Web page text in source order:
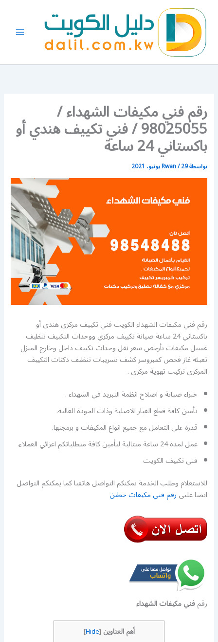
المحتوى
رقم فني مكيفات الشهداء /
98025055 / فني تكييف هندي أو
باكستاني 24 ساعة
بواسطة Rwan/29 يونيو، 2021
رقم فني مكيفات الشهداء الكويت فني تكييف مركزي هندي أو
باكستاني 24 ساعة صيانة تكييف مركزي ووحدات التكييف تنظيف
غسيل مكيفات بأرخص سعر نقل وحدات تكييف داخل وخارج المنزل
تعبئة غاز فحص كمبروسر كشف تسريبات تنظيف دكتات التكييف
المركزي تركيب تهوية مركزي .
خبراء صيانة و اصلاح انظمة التبريد في الشهداء .
تأمين كافة قطع الغيار الاصلية وذات الجودة العالية.
قدرة على التعامل مع جميع انواع المكيفات و برمجتها.
عمل لمدة 24 ساعة متتالية لتأمين كافة متطلباتكم اعزائي العملاء.
فني تكييف الكويت
للاستعلام وطلب الخدمة يمكنكم التواصل هاتفيا كما يمكنكم التواصل
ايضا علىىرقم فني مكيفات حطين
رقمفني مكيفات الشهداء
أهم العناوين [
Hide
]